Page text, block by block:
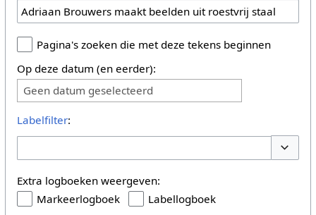
Pagina's zoeken die met deze tekens beginnen
Op deze datum (en eerder):
Geen datum geselecteerd
Labelfilter:
Extra logboeken weergeven:
Markeerlogboek
Labellogboek